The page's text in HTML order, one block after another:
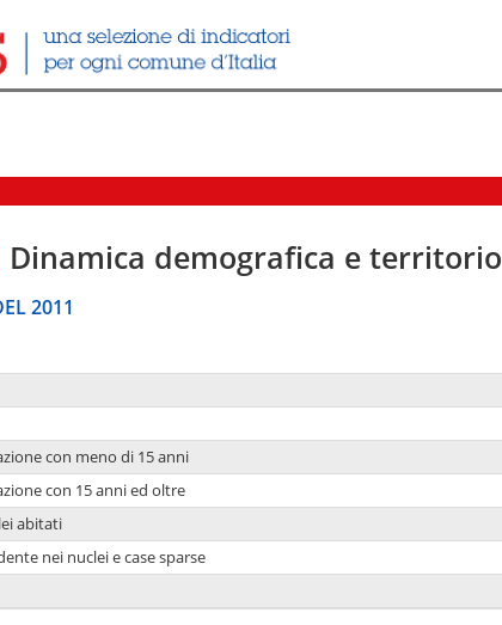
Dinamica demografica e territorio
2011
con meno di 15 anni
con 15 anni ed oltre
abitati
nei nuclei e case sparse